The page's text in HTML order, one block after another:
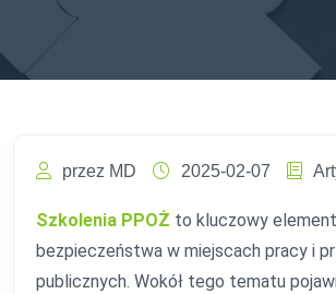
przez MD 2025-02-07
Szkolenia PPOŻ to kluczowy
bezpieczeństwa w miejscach pracy i
publicznych. Wokół tego tematu